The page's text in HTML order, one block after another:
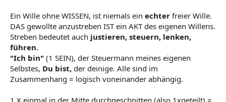
Ein Wille ohne WISSEN, ist niemals ein echter freier Wille.
DAS gewollte anzustreben IST ein AKT des eigenen Willens.
Streben bedeutet auch justieren, steuern, lenken,
führen.
"Ich bin" (1 SEIN), der Steuermann meines eigenen
Selbstes, Du bist, der deinige. Alle sind im
Zusammenhang = logisch voneinander abhängig.
1 X einmal in der Mitte durchgeschnitten (also 1xgeteilt) =